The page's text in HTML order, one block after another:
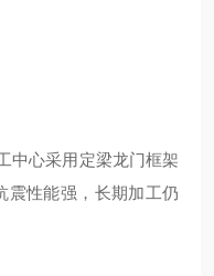
中心采用定梁龙门框架
震性能强，长期加工仍